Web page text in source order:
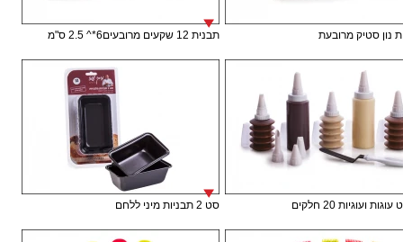
נון סטיק מרובעת תבנית 12 שקעים מרובעים6*^ 2.5 ס"מ
ועוגיות 20 חלקים סט 2 תבניות מיני ללחם